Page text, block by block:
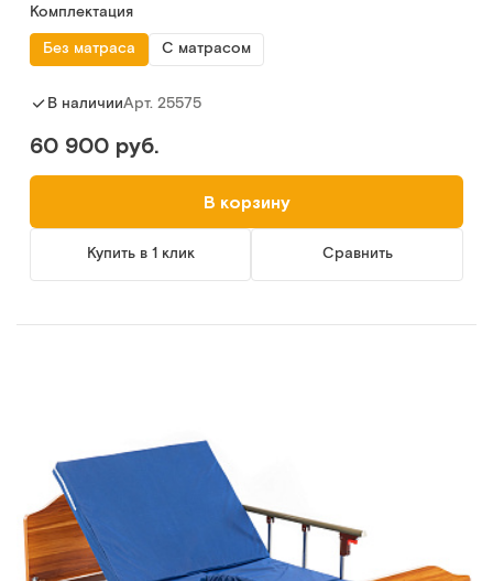
Комплектация
Без матраса
С матрасом
В наличииАрт. 25575
60 900 руб.
В корзину
Купить в 1 клик Сравнить